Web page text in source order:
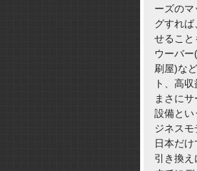
ーズの
グすれ
せること
ウーバ
刷屋)な
ト、高
まさに
設備とい
ジネスモ
日本だ
引き換え